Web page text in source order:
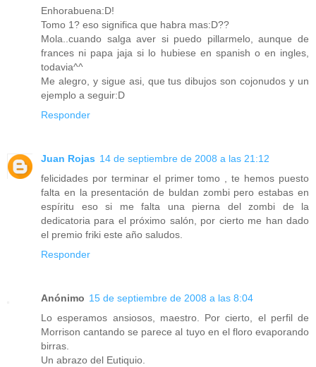
Enhorabuena:D!
Tomo 1? eso significa que habra mas:D??
Mola..cuando salga aver si puedo pillarmelo, aunque de
frances ni papa jaja si lo hubiese en spanish o en ingles,
todavia^^
Me alegro, y sigue asi, que tus dibujos son cojonudos y un
ejemplo a seguir:D
Responder
Juan Rojas 14 de septiembre de 2008 a las 21:12
felicidades por terminar el primer tomo , te hemos puesto
falta en la presentación de buldan zombi pero estabas en
espíritu eso si me falta una pierna del zombi de la
dedicatoria para el próximo salón, por cierto me han dado
el premio friki este año saludos.
Responder
Anónimo 15 de septiembre de 2008 a las 8:04
Lo esperamos ansiosos, maestro. Por cierto, el perfil de
Morrison cantando se parece al tuyo en el floro evaporando
birras.
Un abrazo del Eutiquio.